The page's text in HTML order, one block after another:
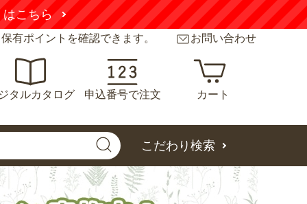
有ポイントを確認できます。 お問い合わせ
タルカタログ 申込番号で注文 カート
こだわり検索